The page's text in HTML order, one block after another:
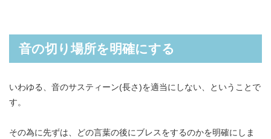
音の切り場所を明確にする
いわゆる、音のサスティーン(長さ)を適当にしない、ということで
す。
その為に先ずは、どの言葉の後にブレスをするのかを明確にしま